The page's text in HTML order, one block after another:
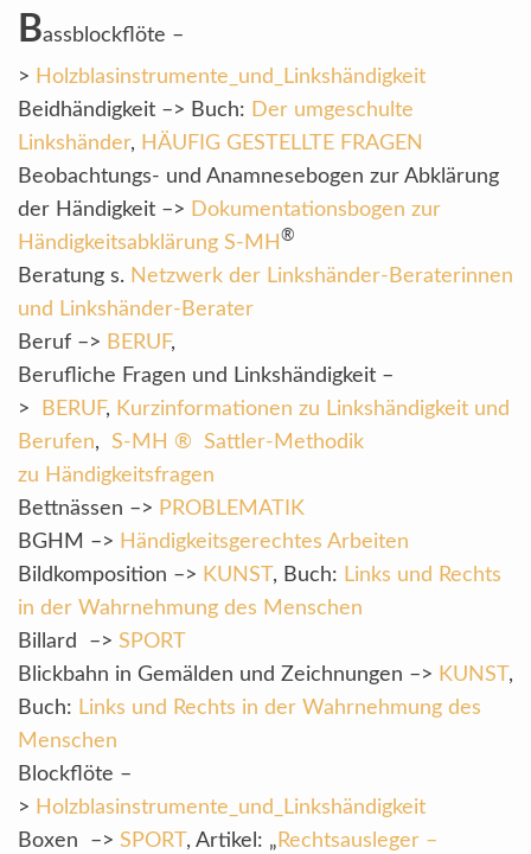
Bassblockflöte –
> Holzblasinstrumente_und_Linkshändigkeit
Beidhändigkeit –> Buch: Der umgeschulte
Linkshänder, HÄUFIG GESTELLTE FRAGEN
Beobachtungs- und Anamnesebogen zur Abklärung
der Händigkeit –> Dokumentationsbogen zur
Händigkeitsabklärung S-MH ®
Beratung s. Netzwerk der Linkshänder-Beraterinnen
und Linkshänder-Berater
Beruf –> BERUF,
Berufliche Fragen und Linkshändigkeit –
>
BERUF, Kurzinformationen zu Linkshändigkeit und
Berufen, S-MH ® Sattler-Methodik
zu Händigkeitsfragen
Bettnässen –> PROBLEMATIK
BGHM –> Händigkeitsgerechtes Arbeiten
Bildkomposition –> KUNST, Buch: Links und Rechts
in der Wahrnehmung des Menschen
Billard –> SPORT
Blickbahn in Gemälden und Zeichnungen –> KUNST,
Buch: Links und Rechts in der Wahrnehmung des
Menschen
Blockflöte –
> Holzblasinstrumente_und_Linkshändigkeit
Boxen –> SPORT, Artikel: „ Rechtsausleger –